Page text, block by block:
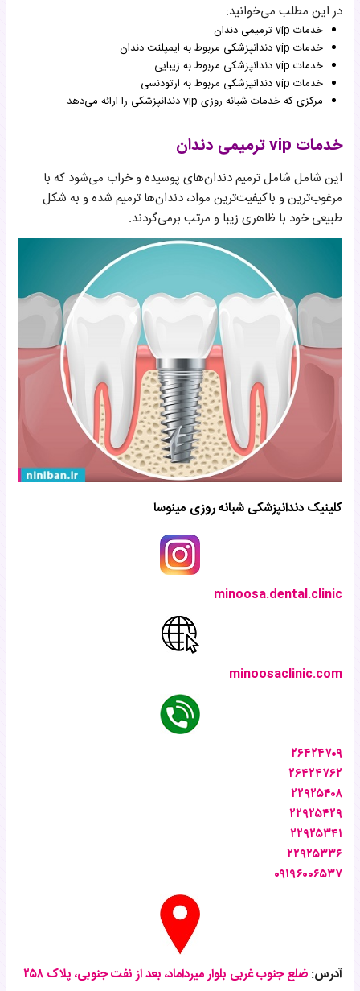
در این مطلب می‌خوانید:
خدمات vip ترمیمی دندان
خدمات vip دندانپزشکی مربوط به ایمپلنت دندان
خدمات vip دندانپزشکی مربوط به زیبایی
خدمات vip دندانپزشکی مربوط به ارتودنسی
مرکزی که خدمات شبانه روزی vip دندانپزشکی را ارائه می‌دهد
خدمات vip ترمیمی دندان
این شامل شامل ترمیم دندان‌های پوسیده و خراب می‌شود که با
مرغوب‌ترین و باکیفیت‌ترین مواد، دندان‌ها ترمیم شده و به شکل
طبیعی خود با ظاهری زیبا و مرتب برمی‌گردند.
کلینیک دندانپزشکی شبانه روزی مینوسا
minoosa.dental.clinic
minoosaclinic.com
۲۶۴۲۴۷۰۹
۲۶۴۲۴۷۶۲
۲۲۹۲۵۴۰۸
۲۲۹۲۵۴۲۹
۲۲۹۲۵۳۴۱
۲۲۹۲۵۳۳۶
۰۹۱۹۶۰۰۶۵۳۷
آدرس: ضلع جنوب غربی بلوار میرداماد، بعد از نفت جنوبی، پلاک ۲۵۸